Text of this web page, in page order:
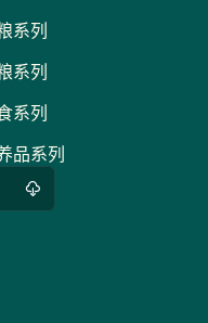
系列
系列
系列
品系列